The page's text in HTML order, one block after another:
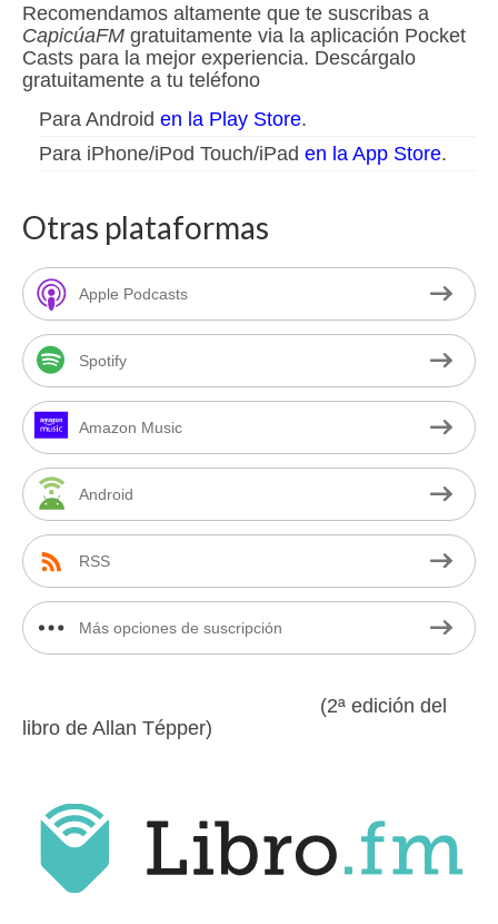
Recomendamos altamente que te suscribas a
CapicúaFM gratuitamente via la aplicación Pocket
Casts para la mejor experiencia. Descárgalo
gratuitamente a tu teléfono
Para Android en la Play Store.
Para iPhone/iPod Touch/iPad en la App Store.
Otras plataformas
Apple Podcasts
Spotify
Amazon Music
Android
RSS
Más opciones de suscripción
(2ª edición del
libro de Allan Tépper)